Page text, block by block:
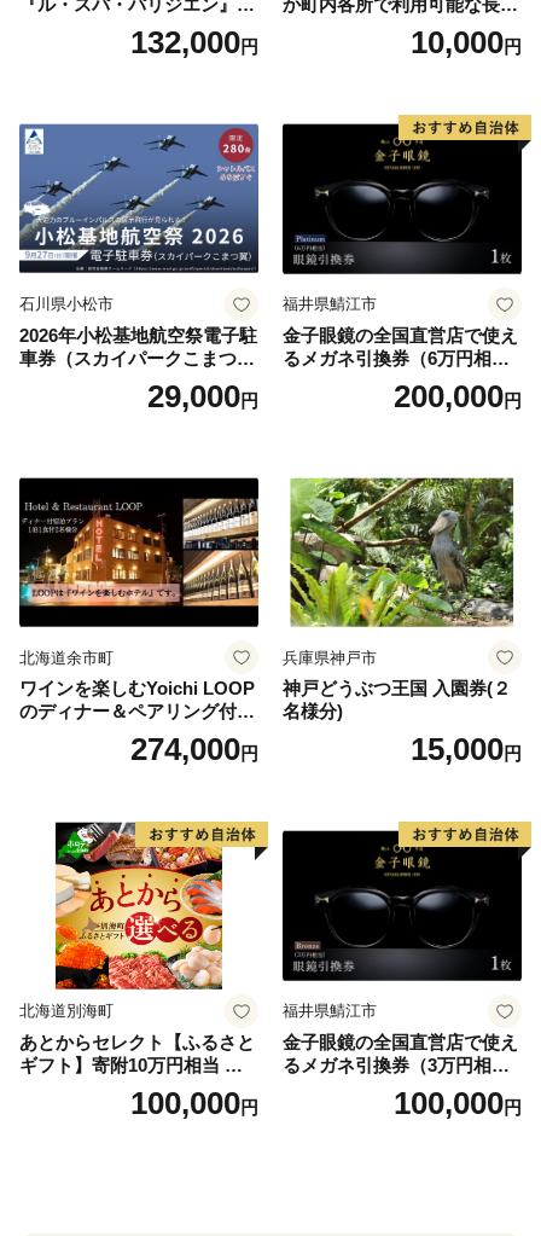
『ル・スパ・パリジエン』選
べるボディセラピー90分/1名
132,000円
か町内各所で利用可能な長野
原町ふるさと感謝券（3,000
円分）【トラベル 観光 旅行
10,000円
石川県小松市
2026年小松基地航空祭電子駐
車券（スカイパークこまつ
翼） 駐車場 シャトルバスの
りばすぐ 石川県 小松市
29,000円
福井県鯖江市
金子眼鏡の全国直営店で使え
るメガネ引換券（6万円相
当） Platinum200,000円
北海道余市町
ワインを楽しむYoichi LOOP
のディナー＆ペアリング付宿
泊プラン＜デラックスツイン
274,000円
兵庫県神戸市
神戸どうぶつ王国 入園券(２
名様分)
15,000円
北海道別海町
あとからセレクト【ふるさと
ギフト】寄附10万円相当 あ
とから選べる！ ギフト いく
ら ほたて 海鮮 牛肉 別海町
100,000円
福井県鯖江市
金子眼鏡の全国直営店で使え
るメガネ引換券（3万円相
100,000円